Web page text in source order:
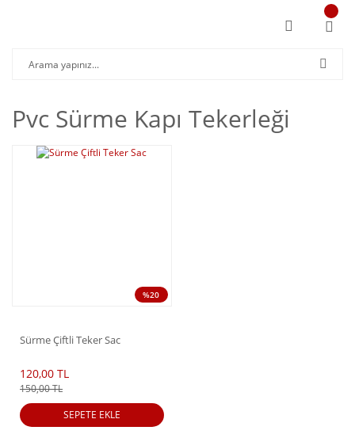
Pvc Sürme Kapı Tekerleği
%20
Sürme Çiftli Teker Sac
120,00 TL
150,00 TL
SEPETE EKLE